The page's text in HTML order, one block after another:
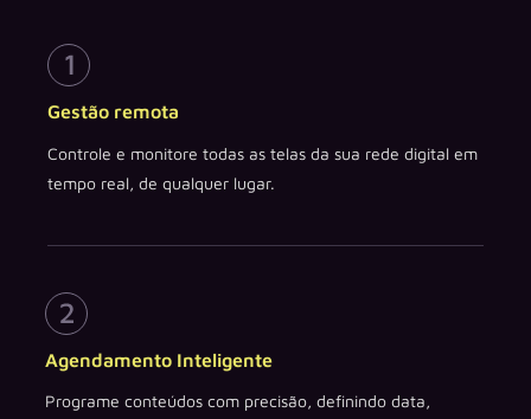
Gestão remota
Controle e monitore todas as telas da sua rede digital em
tempo real, de qualquer lugar.
Agendamento Inteligente
Programe conteúdos com precisão, definindo data,